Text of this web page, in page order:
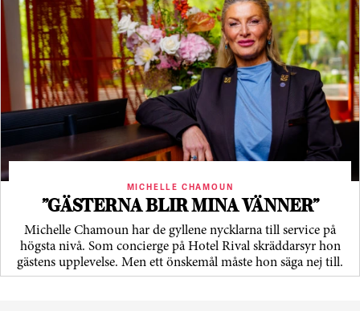
MICHELLE CHAMOUN
”GÄSTERNA BLIR MINA VÄNNER”
Michelle Chamoun har de gyllene nycklarna till service på
högsta nivå. Som concierge på Hotel Rival skräddarsyr hon
gästens upp­levelse. Men ett önskemål måste hon säga nej till.